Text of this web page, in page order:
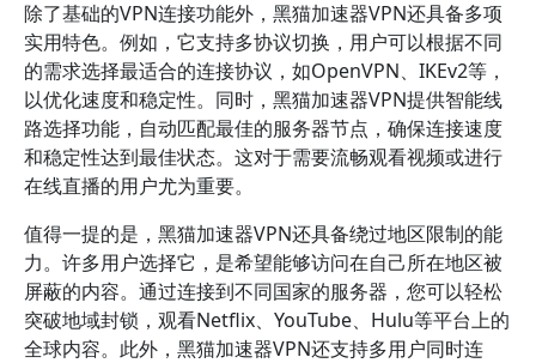
除了基础的VPN连接功能外，黑猫加速器VPN还具备多项
实用特色。例如，它支持多协议切换，用户可以根据不同
的需求选择最适合的连接协议，如OpenVPN、IKEv2等，
以优化速度和稳定性。同时，黑猫加速器VPN提供智能线
路选择功能，自动匹配最佳的服务器节点，确保连接速度
和稳定性达到最佳状态。这对于需要流畅观看视频或进行
在线直播的用户尤为重要。
值得一提的是，黑猫加速器VPN还具备绕过地区限制的能
力。许多用户选择它，是希望能够访问在自己所在地区被
屏蔽的内容。通过连接到不同国家的服务器，您可以轻松
突破地域封锁，观看Netflix、YouTube、Hulu等平台上的
全球内容。此外，黑猫加速器VPN还支持多用户同时连